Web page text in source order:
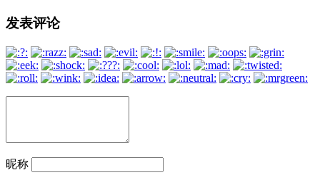
文
章
导
航
发表评论
昵称